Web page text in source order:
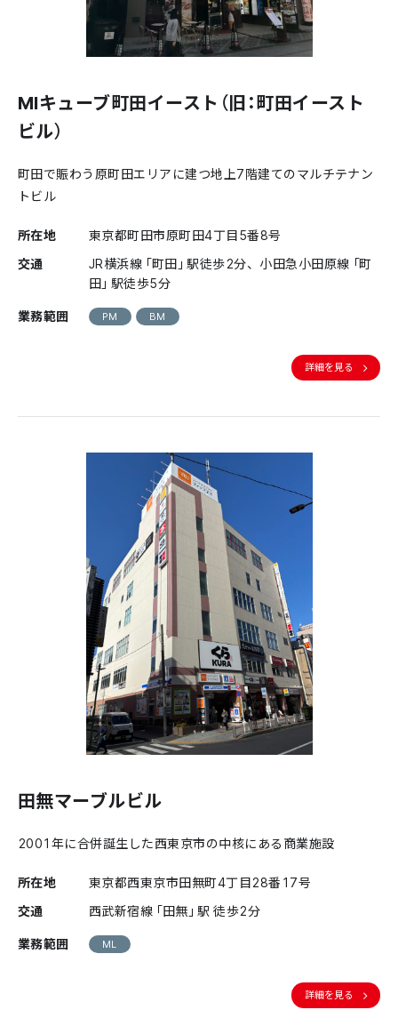
MIキューブ町田イースト（旧：町田イースト
ビル）
町田で賑わう原町田エリアに建つ地上7階建てのマルチテナン
トビル
所在地
東京都町田市原町田4丁目5番8号
交通
JR横浜線「町田」駅徒歩2分、小田急小田原線「町
田」駅徒歩5分
業務範囲
PM BM
詳細を見る
田無マーブルビル
2001年に合併誕生した西東京市の中核にある商業施設
所在地
東京都西東京市田無町4丁目28番17号
交通
西武新宿線「田無」駅 徒歩2分
業務範囲
ML
詳細を見る